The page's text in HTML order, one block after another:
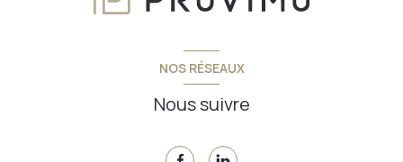
NOS RÉSEAUX
Nous suivre